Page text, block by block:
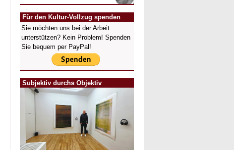
Für den Kultur-Vollzug spenden
Sie möchten uns bei der Arbeit
unterstützen? Kein Problem! Spenden
Sie bequem per PayPal!
Subjektiv durchs Objektiv